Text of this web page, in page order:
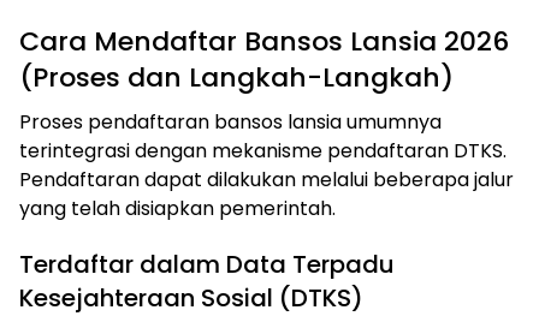
Cara Mendaftar Bansos Lansia 2026
(Proses dan Langkah-Langkah)
Proses pendaftaran bansos lansia umumnya
terintegrasi dengan mekanisme pendaftaran DTKS.
Pendaftaran dapat dilakukan melalui beberapa jalur
yang telah disiapkan pemerintah.
Terdaftar dalam Data Terpadu
Kesejahteraan Sosial (DTKS)